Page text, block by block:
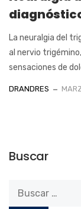
La neuralgia del
al nervio
sensaciones de
DRANDRES
Buscar